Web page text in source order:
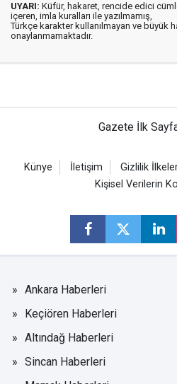
UYARI: Küfür, hakaret, rencide edici
içeren, imla kuralları ile yazılmamış,
Türkçe karakter kullanılmayan ve büyük
onaylanmamaktadır.
Gazete İlk
Künye İletişim Gizlilik
Kişisel Verilerin
Ankara Haberleri
Keçiören Haberleri
Altındağ Haberleri
Sincan Haberleri